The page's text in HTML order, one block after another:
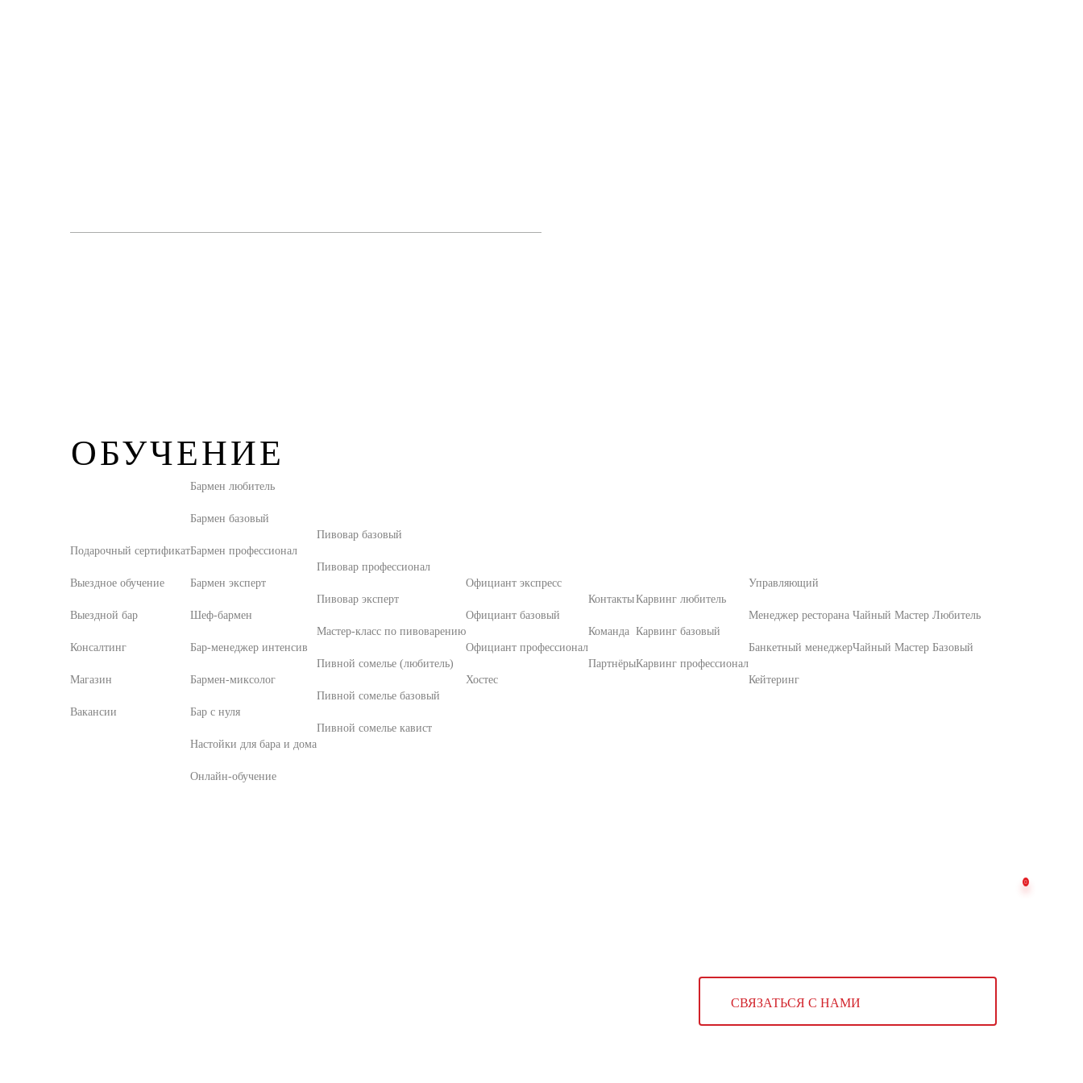
ОБУЧЕНИЕ
Подарочный сертификат
Выездное обучение
Выездной бар
Консалтинг
Магазин
Вакансии
Бармен любитель
Бармен базовый
Бармен профессионал
Бармен эксперт
Шеф-бармен
Бар-менеджер интенсив
Бармен-миксолог
Бар с нуля
Настойки для бара и дома
Онлайн-обучение
Пивовар базовый
Пивовар профессионал
Пивовар эксперт
Мастер-класс по пивоварению
Пивной сомелье (любитель)
Пивной сомелье базовый
Пивной сомелье кавист
Официант экспресс
Официант базовый
Официант профессионал
Хостес
Контакты
Команда
Партнёры
Карвинг любитель
Карвинг базовый
Карвинг профессионал
Управляющий
Менеджер ресторана
Банкетный менеджер
Кейтеринг
Чайный Мастер Любитель
Чайный Мастер Базовый
СВЯЗАТЬСЯ С НАМИ